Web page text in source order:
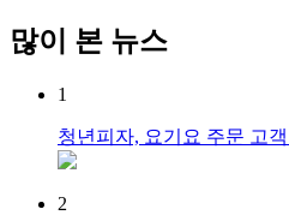
많이 본 뉴스
1
청년피자, 요기요 주문 고
2